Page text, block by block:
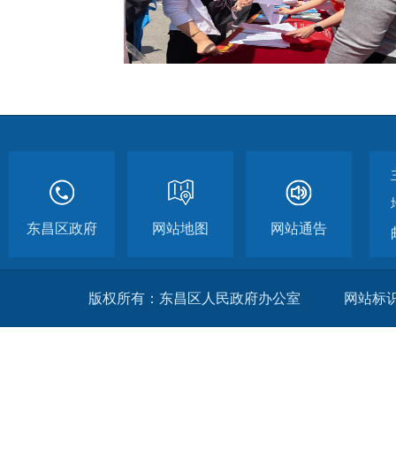
东昌区政府 网站地图 网站通告
版权所有：东昌区人民政府办公室 网站标